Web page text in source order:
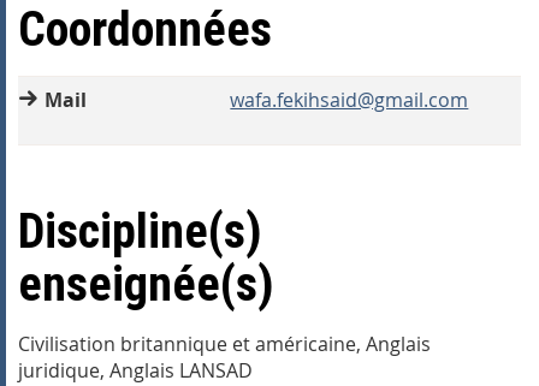
Coordonnées
Mail wafa.fekihsaid@gmail.com
Discipline(s)
enseignée(s)
Civilisation britannique et américaine, Anglais
juridique, Anglais LANSAD